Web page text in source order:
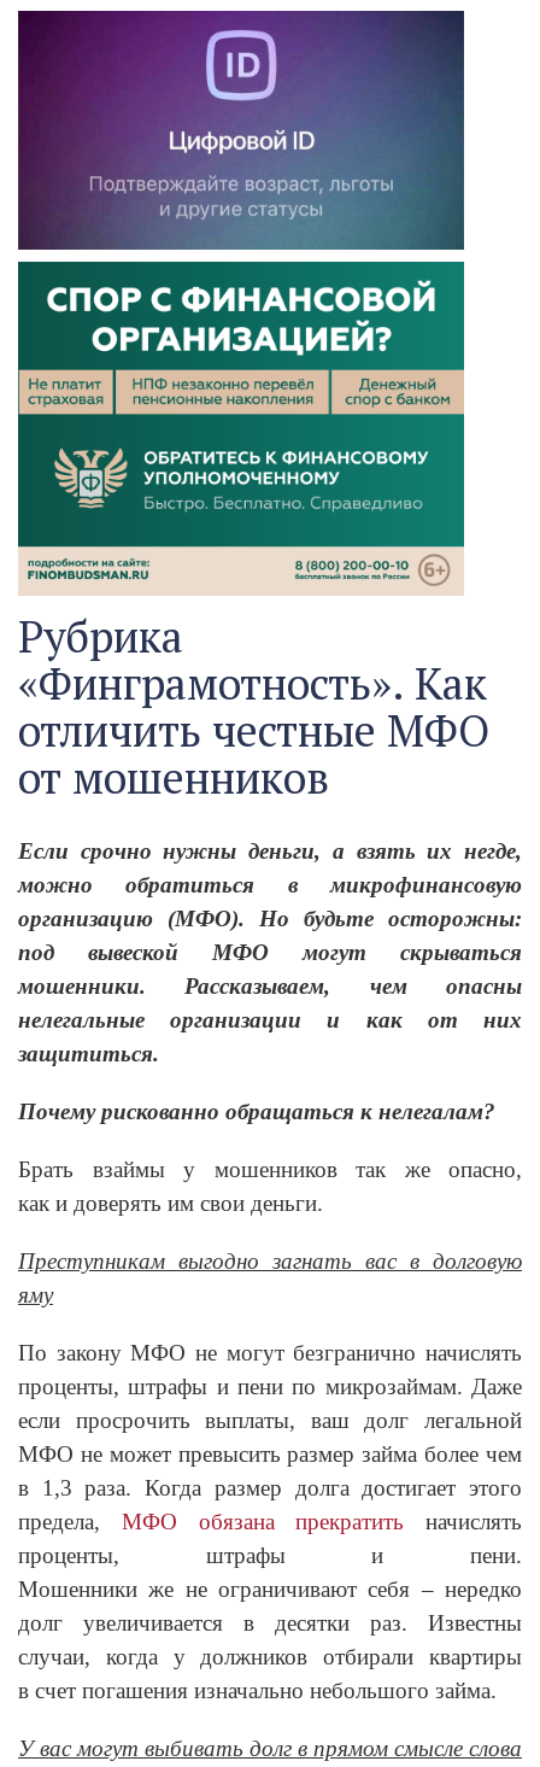
Рубрика
«Финграмотность». Как
отличить честные МФО
от мошенников
Если срочно нужны деньги, а взять их негде,
можно обратиться в микрофинансовую
организацию (МФО). Но будьте осторожны:
под вывеской МФО могут скрываться
мошенники. Рассказываем, чем опасны
нелегальные организации и как от них
защититься.
Почему рискованно обращаться к нелегалам?
Брать взаймы у мошенников так же опасно,
как и доверять им свои деньги.
Преступникам выгодно загнать вас в долговую
яму
По закону МФО не могут безгранично начислять
проценты, штрафы и пени по микрозаймам. Даже
если просрочить выплаты, ваш долг легальной
МФО не может превысить размер займа более чем
в 1,3 раза. Когда размер долга достигает этого
предела, МФО обязана прекратить начислять
проценты, штрафы и пени.
Мошенники же не ограничивают себя – нередко
долг увеличивается в десятки раз. Известны
случаи, когда у должников отбирали квартиры
в счет погашения изначально небольшого займа.
У вас могут выбивать долг в прямом смысле слова